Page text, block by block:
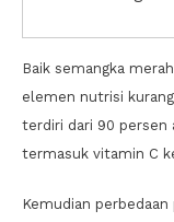
Baik semangka
elemen nutrisi
terdiri dari 90 persen
termasuk vitamin C
Kemudian